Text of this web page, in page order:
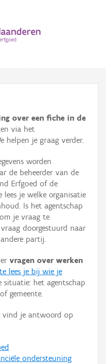
over een fiche in de
via het
helpen je graag verder.
worden
de beheerder van de
Erfgoed of de
lees je welke organisatie
Is het agentschap
je vraag te
doorgestuurd naar
partij.
vragen over werken
lees je bij wie je
het agentschap
gemeente.
vind je antwoord op
ondersteuning